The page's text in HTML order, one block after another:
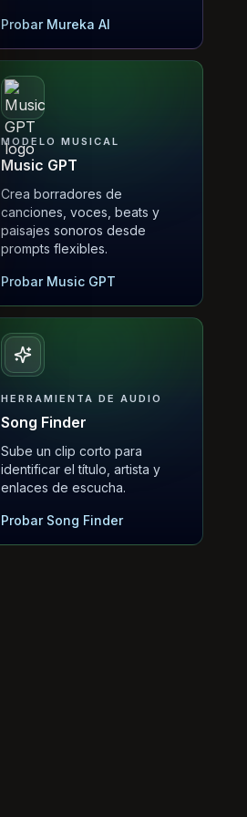
Probar Mureka AI
MODELO MUSICAL
Music GPT
Crea borradores de
canciones, voces, beats y
paisajes sonoros desde
prompts flexibles.
Probar Music GPT
HERRAMIENTA DE AUDIO
Song Finder
Sube un clip corto para
identificar el título, artista y
enlaces de escucha.
Probar Song Finder